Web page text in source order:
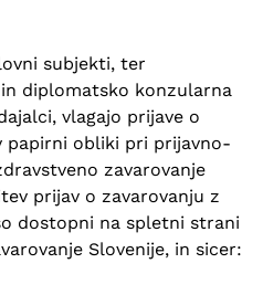
subjekti, ter
diplomatsko konzularna
vlagajo prijave o
papirni obliki pri prijavno-
zavarovanje
prijav o zavarovanju z
dostopni na spletni strani
Slovenije, in sicer: